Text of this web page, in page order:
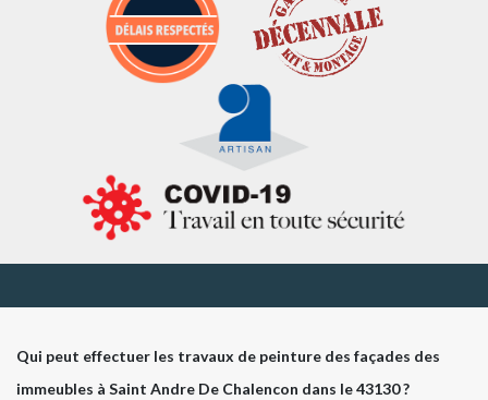
Qui peut effectuer les travaux de peinture des façades des
immeubles à Saint Andre De Chalencon dans le 43130 ?